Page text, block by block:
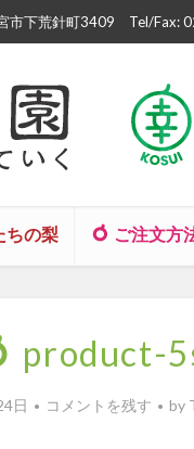
市下荒針町3409 Tel/Fax:
ちの梨 ご注文方
product-
日 コメントを残す by